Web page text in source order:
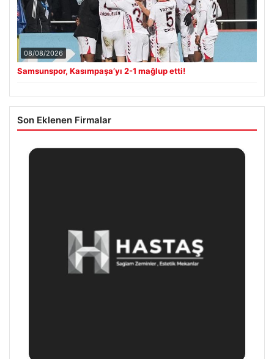
08/08/2026
Samsunspor, Kasımpaşa’yı 2-1 mağlup etti!
Son Eklenen Firmalar